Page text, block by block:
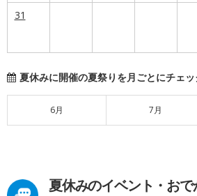
31
夏休みに開催の夏祭りを月ごとにチェッ
6月 7月
夏休みのイベント・お